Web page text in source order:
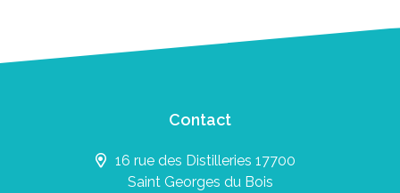
Contact
16 rue des Distilleries 17700
Saint Georges du Bois